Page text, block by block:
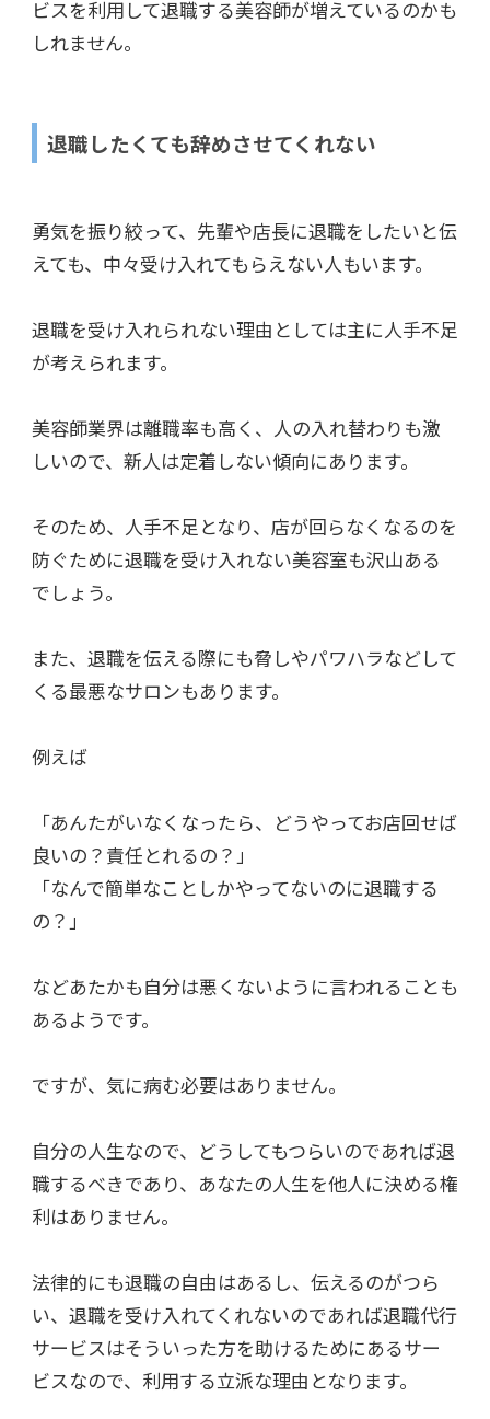
ビスを利用して退職する美容師が増えているのかも
しれません。
退職したくても辞めさせてくれない
勇気を振り絞って、先輩や店長に退職をしたいと伝
えても、中々受け入れてもらえない人もいます。
退職を受け入れられない理由としては主に人手不足
が考えられます。
美容師業界は離職率も高く、人の入れ替わりも激
しいので、新人は定着しない傾向にあります。
そのため、人手不足となり、店が回らなくなるのを
防ぐために退職を受け入れない美容室も沢山ある
でしょう。
また、退職を伝える際にも脅しやパワハラなどして
くる最悪なサロンもあります。
例えば
「あんたがいなくなったら、どうやってお店回せば
良いの？責任とれるの？」
「なんで簡単なことしかやってないのに退職する
の？」
などあたかも自分は悪くないように言われることも
あるようです。
ですが、気に病む必要はありません。
自分の人生なので、どうしてもつらいのであれば退
職するべきであり、あなたの人生を他人に決める権
利はありません。
法律的にも退職の自由はあるし、伝えるのがつら
い、退職を受け入れてくれないのであれば退職代行
サービスはそういった方を助けるためにあるサー
ビスなので、利用する立派な理由となります。